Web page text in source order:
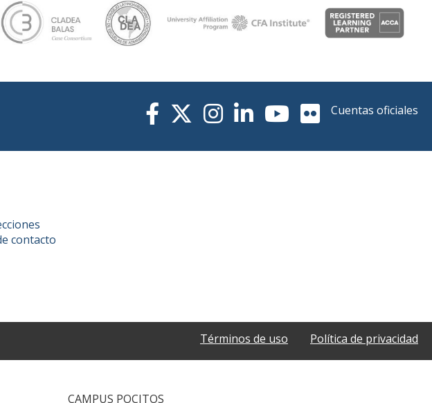
contacto
Cuentas oficiales
Términos de uso Política de privacidad
CAMPUS POCITOS